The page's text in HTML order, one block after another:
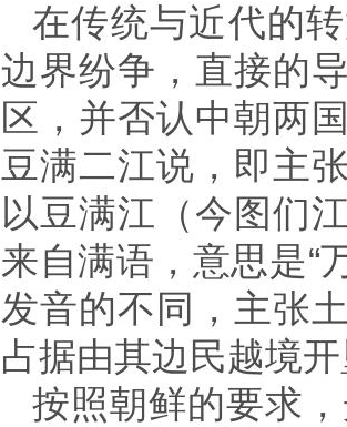
在传统与近代的
边界纷争，直接的
区，并否认中朝两
豆满二江说，即主
以豆满江（今图们
来自满语，意思是“
发音的不同，主张
占据由其边民越境
按照朝鲜的要求